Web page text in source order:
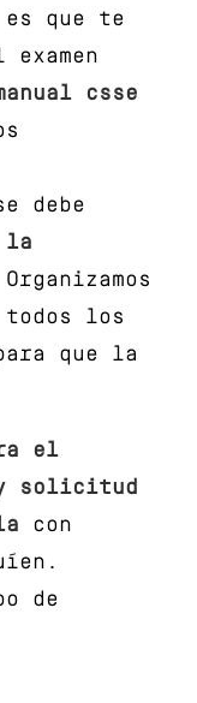
que te
csse
debe
la
Organizamos
todos los
que la
el
solicitud
con
de